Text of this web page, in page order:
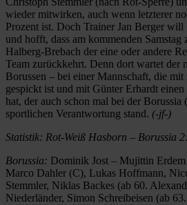
wieder mitwirken, auch wenn letzterer
Prozent ist. Doch Trainer Jan Berger
und hofft, dass am kommenden Samstag
Halberg-Brebach der eine oder andere
Team zurückkehrt. Denn dort wartet der
Borussen – bei einer Mannschaft, die
gespickt ist und mit Günter Erhardt
hat, der auch schon mal bei der Borussia
sportlichen Verantwortung stand. (-jf-)
Statistik: Rot-Weiß Hasborn – Borussia
Borussia: Dominik Jost – Mujittin
Marco Dahler (C), Lukas Hoffmann,
Stemmler, Niklas Backes (ab 60.
Niederländer, Simon Schreibeisen (ab